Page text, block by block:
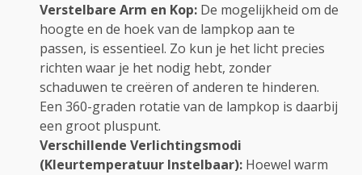
Verstelbare Arm en Kop: De mogelijkheid om de
hoogte en de hoek van de lampkop aan te
passen, is essentieel. Zo kun je het licht precies
richten waar je het nodig hebt, zonder
schaduwen te creëren of anderen te hinderen.
Een 360-graden rotatie van de lampkop is daarbij
een groot pluspunt.
Verschillende Verlichtingsmodi
(Kleurtemperatuur Instelbaar): Hoewel warm